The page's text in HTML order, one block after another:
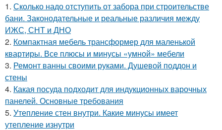
1. Сколько надо отступить от забора при строительстве
бани. Законодательные и реальные различия между
ИЖС, СНТ и ДНО
2. Компактная мебель трансформер для маленькой
квартиры. Все плюсы и минусы «умной» мебели
3. Ремонт ванны своими руками. Душевой поддон и
стены
4. Какая посуда подходит для индукционных варочных
панелей. Основные требования
5. Утепление стен внутри. Какие минусы имеет
утепление изнутри